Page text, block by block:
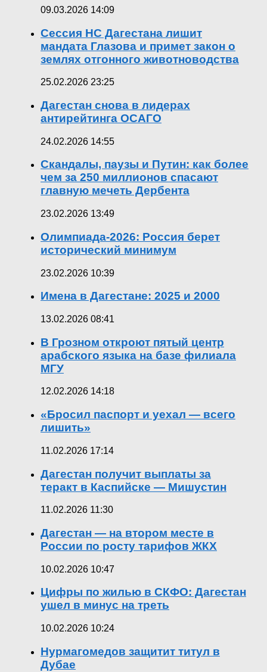
09.03.2026 14:09
Сессия НС Дагестана лишит
мандата Глазова и примет закон о
землях отгонного животноводства
25.02.2026 23:25
Дагестан снова в лидерах
антирейтинга ОСАГО
24.02.2026 14:55
Скандалы, паузы и Путин: как более
чем за 250 миллионов спасают
главную мечеть Дербента
23.02.2026 13:49
Олимпиада-2026: Россия берет
исторический минимум
23.02.2026 10:39
Имена в Дагестане: 2025 и 2000
13.02.2026 08:41
В Грозном откроют пятый центр
арабского языка на базе филиала
МГУ
12.02.2026 14:18
«Бросил паспорт и уехал — всего
лишить»
11.02.2026 17:14
Дагестан получит выплаты за
теракт в Каспийске — Мишустин
11.02.2026 11:30
Дагестан — на втором месте в
России по росту тарифов ЖКХ
10.02.2026 10:47
Цифры по жилью в СКФО: Дагестан
ушел в минус на треть
10.02.2026 10:24
Нурмагомедов защитит титул в
Дубае